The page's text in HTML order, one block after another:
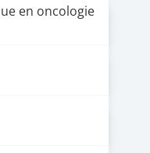
en oncologie